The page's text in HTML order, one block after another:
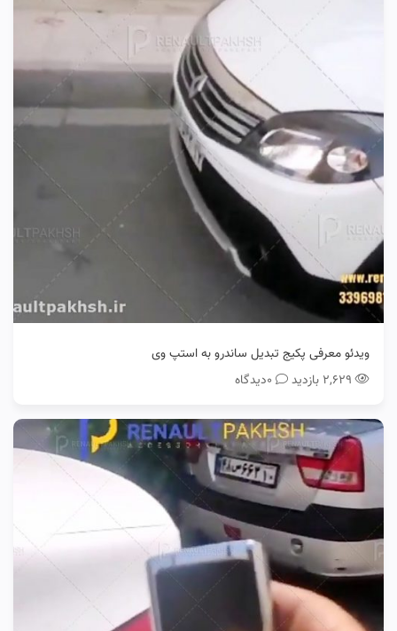
ویدئو معرفی پکیج تبدیل ساندرو به استپ وی
۲,۶۲۹ بازدید
0دیدگاه